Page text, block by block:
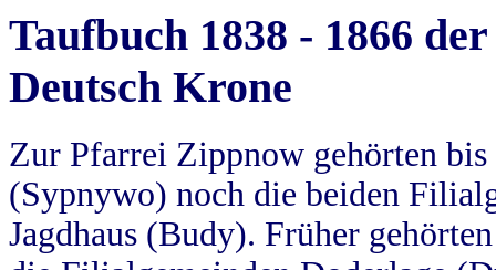
Taufbuch 1838 - 1866
Deutsch Krone
Zur Pfarrei Zippnow gehörten
(Sypnywo) noch die beiden
Jagdhaus (Budy). Früher